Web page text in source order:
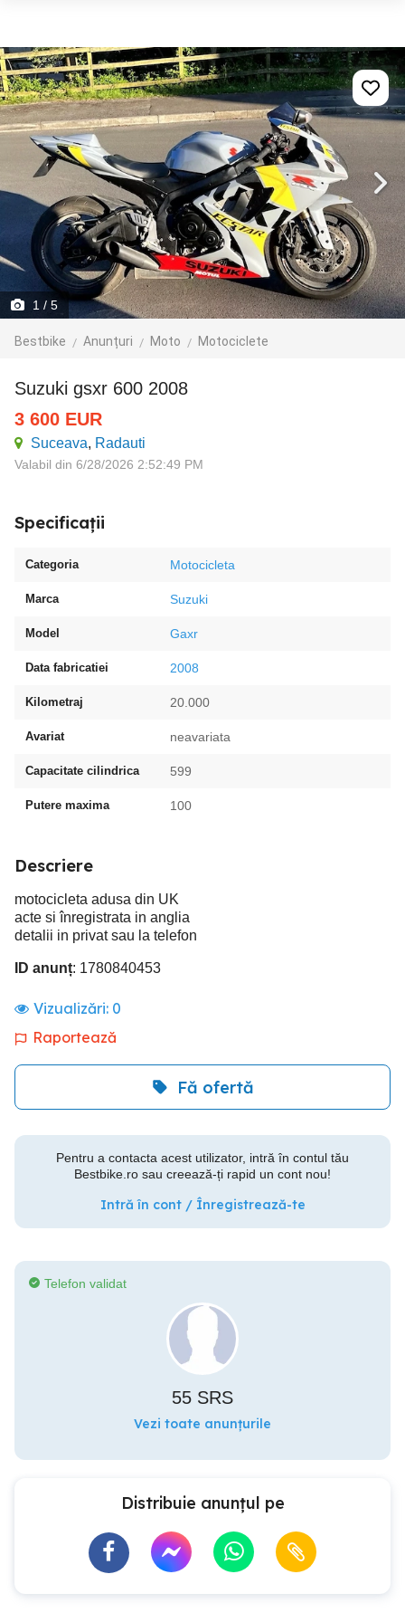
1 / 5
Bestbike Anunțuri Moto Motociclete
suzuki gsxr 600 2008
3 600 EUR
Suceava, Radauti
Valabil din 6/28/2026 2:52:49 PM
Specificații
Categoria Motocicleta
Marca Suzuki
Model Gaxr
Data fabricatiei 2008
Kilometraj 20.000
Avariat neavariata
Capacitate cilindrica 599
Putere maxima 100
Descriere
motocicleta adusa din UK
acte si înregistrata in anglia
detalii in privat sau la telefon
ID anunț: 1780840453
Vizualizări: 0
Raportează
Fă ofertă
Pentru a contacta acest utilizator, intră în contul tău
Bestbike.ro sau creează-ți rapid un cont nou!
Intră în cont / Înregistrează-te
Telefon validat
55 SRS
Vezi toate anunțurile
Distribuie anunțul pe